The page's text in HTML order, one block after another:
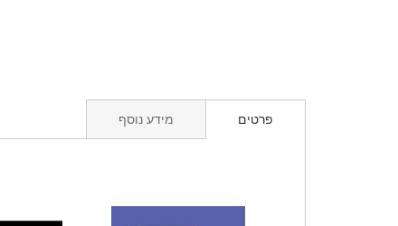
פרטים מידע נוסף